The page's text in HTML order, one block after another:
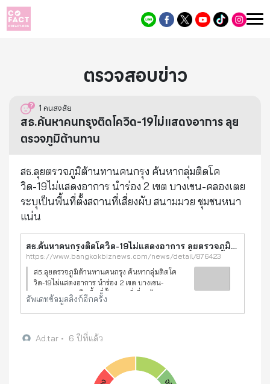
ตรวจสอบข่าว
1 คนสงสัย
สธ.ค้นหาคนกรุงติดโควิด-19ไม่แสดงอาการ ลุย
ตรวจภูมิต้านทาน
สธ.ลุยตรวจภูมิต้านทานคนกรุง ค้นหากลุ่มติดโค
วิด-19ไม่แสดงอาการ นำร่อง 2 เขต บางเขน-คลองเตย
ระบุเป็นพื้นที่ตั้งสถานที่เสี่ยงผับ สนามมวย ชุมชนหนา
แน่น
สธ.ค้นหาคนกรุงติดโควิด-19ไม่แสดงอาการ ลุยตรวจภูมิต้านทาน
https://www.bangkokbiznews.com/news/detail/876423
สธ.ลุยตรวจภูมิต้านทานคนกรุง ค้นหากลุ่มติดโค
วิด-19ไม่แสดงอาการ นำร่อง 2 เขต บางเขน-
คลองเตย ระบุเป็นพื้นที่ตั้งสถานที่เสี่ยงผับ สนาม
มวย ชุมชนหนาแน่น เมื่อเวลา 13.00 น. วันที่ 16
เมษายน 2563 ที่กระท
อัพเดทข้อมูลลิงก์อีกครั้ง
Ad.tar• 6 ปีที่แล้ว